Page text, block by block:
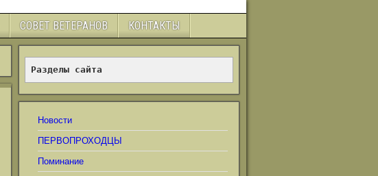
СОВЕТ ВЕТЕРАНОВ КОНТАКТЫ
Разделы сайта
Новости
ПЕРВОПРОХОДЦЫ
Поминание